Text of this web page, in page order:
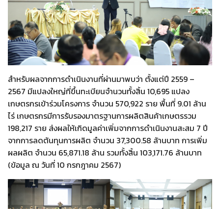
สำหรับผลจากการดำเนินงานที่ผ่านมาพบว่า ตั้งแต่ปี 2559 –
2567 มีแปลงใหญ่ที่ขึ้นทะเบียนจำนวนทั้งสิ้น 10,695 แปลง
เกษตรกรเข้าร่วมโครงการ จำนวน 570,922 ราย พื้นที่ 9.01 ล้าน
ไร่ เกษตรกรมีการรับรองมาตรฐานการผลิตสินค้าเกษตรรวม
198,217 ราย ส่งผลให้เกิดมูลค่าเพิ่มจากการดำเนินงานสะสม 7 ปี
จากการลดต้นทุนการผลิต จำนวน 37,300.58 ล้านบาท การเพิ่ม
ผลผลิต จำนวน 65,871.18 ล้าน รวมทั้งสิ้น 103,171.76 ล้านบาท
(ข้อมูล ณ วันที่ 10 กรกฎาคม 2567)